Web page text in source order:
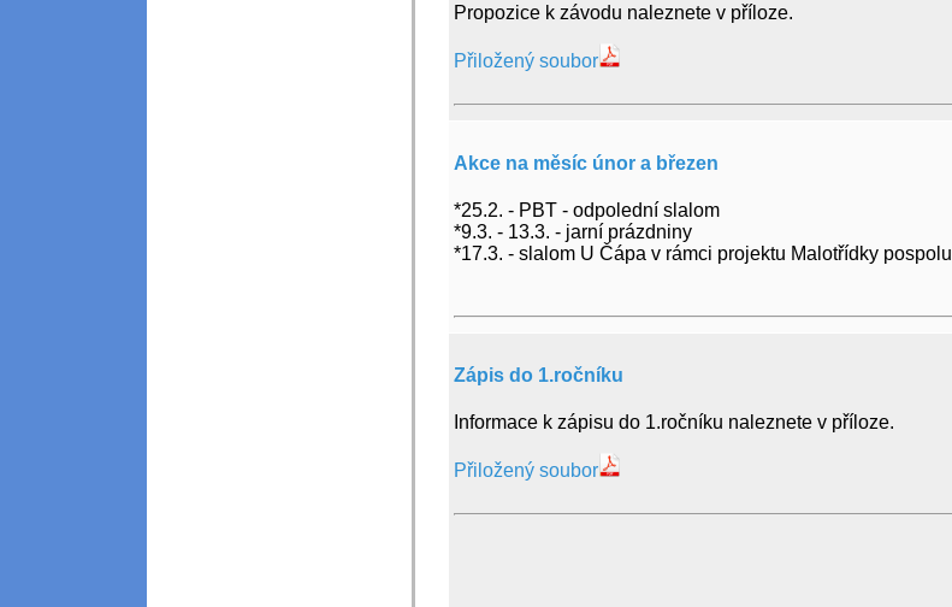
Propozice k závodu naleznete v příloze.
Přiložený soubor
Akce na měsíc únor a březen
*25.2. - PBT - odpolední slalom
*9.3. - 13.3. - jarní prázdniny
*17.3. - slalom U Čápa v rámci projektu Malotřídky pospolu
Zápis do 1.ročníku
Informace k zápisu do 1.ročníku naleznete v příloze.
Přiložený soubor